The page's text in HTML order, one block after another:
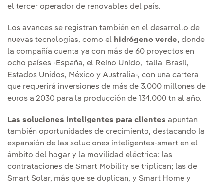
el tercer operador de renovables del país.
Los avances se registran también en el desarrollo de
nuevas tecnologías, como el hidrógeno verde, donde
la compañía cuenta ya con más de 60 proyectos en
ocho países -España, el Reino Unido, Italia, Brasil,
Estados Unidos, México y Australia-, con una cartera
que requerirá inversiones de más de 3.000 millones de
euros a 2030 para la producción de 134.000 tn al año.
Las soluciones inteligentes para clientes apuntan
también oportunidades de crecimiento, destacando la
expansión de las soluciones inteligentes-smart en el
ámbito del hogar y la movilidad eléctrica: las
contrataciones de Smart Mobility se triplican; las de
Smart Solar, más que se duplican, y Smart Home y